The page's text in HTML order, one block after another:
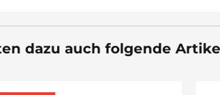
dazu auch folgende